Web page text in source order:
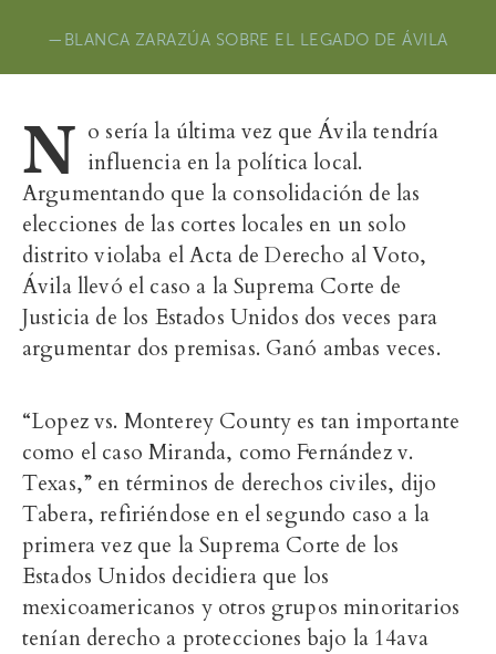
BLANCA ZARAZÚA SOBRE EL LEGADO DE ÁVILA
N o sería la última vez que Ávila tendría
influencia en la política local.
Argumentando que la consolidación de las
elecciones de las cortes locales en un solo
distrito violaba el Acta de Derecho al Voto,
Ávila llevó el caso a la Suprema Corte de
Justicia de los Estados Unidos dos veces para
argumentar dos premisas. Ganó ambas veces.
“Lopez vs. Monterey County es tan importante
como el caso Miranda, como Fernández v.
Texas,” en términos de derechos civiles, dijo
Tabera, refiriéndose en el segundo caso a la
primera vez que la Suprema Corte de los
Estados Unidos decidiera que los
mexicoamericanos y otros grupos minoritarios
tenían derecho a protecciones bajo la 14ava